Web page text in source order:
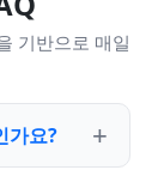
기반으로 매일
가요?